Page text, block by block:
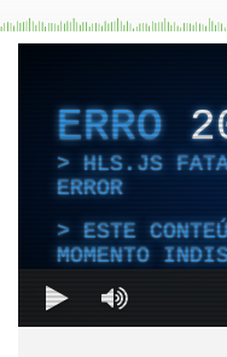
ERRO
HLS.JS
ERROR
ESTE
MOMENTO